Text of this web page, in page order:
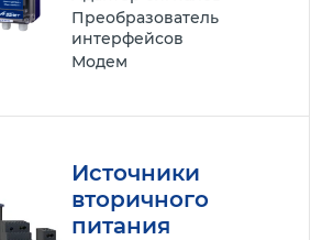
Преобразователь
интерфейсов
Модем
Источники
вторичного
питания